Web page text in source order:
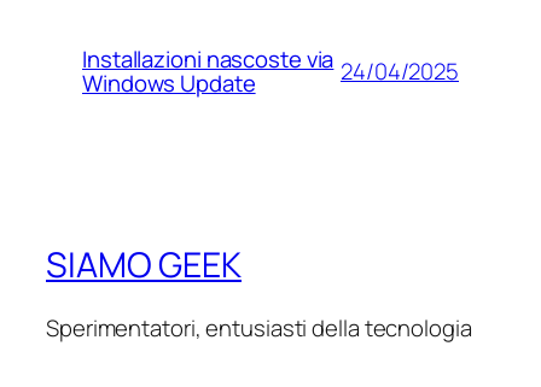
Installazioni nascoste via
Windows Update 24/04/2025
SIAMO GEEK
Sperimentatori, entusiasti della tecnologia